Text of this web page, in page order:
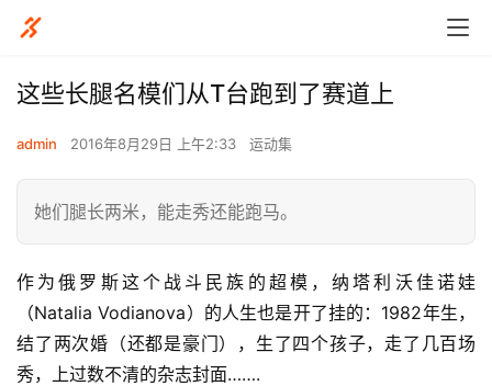
这些长腿名模们从T台跑到了赛道上
admin 2016年8月29日 上午2:33 运动集
她们腿长两米，能走秀还能跑马。
作为俄罗斯这个战斗民族的超模，纳塔利沃佳诺娃
（Natalia Vodianova）的人生也是开了挂的：1982年生，
结了两次婚（还都是豪门），生了四个孩子，走了几百场
秀，上过数不清的杂志封面…….